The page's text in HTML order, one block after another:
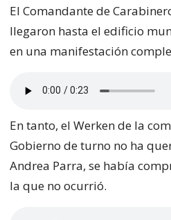
El Comandante de
llegaron hasta el edificio
en una manifestación
En tanto, el Werken de la
Gobierno de turno no ha
Andrea Parra, se había
la que no ocurrió.